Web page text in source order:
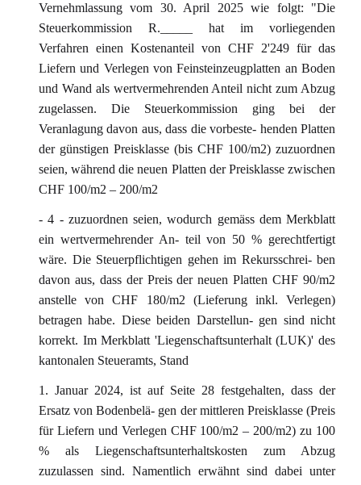
Vernehmlassung vom 30. April 2025 wie folgt: "Die
Steuerkommission R._____ hat im vorliegenden
Verfahren einen Kostenanteil von CHF 2'249 für das
Liefern und Verlegen von Feinsteinzeugplatten an Boden
und Wand als wertvermehrenden Anteil nicht zum Abzug
zugelassen. Die Steuerkommission ging bei der
Veranlagung davon aus, dass die vorbeste- henden Platten
der günstigen Preisklasse (bis CHF 100/m2) zuzuordnen
seien, während die neuen Platten der Preisklasse zwischen
CHF 100/m2 – 200/m2
- 4 - zuzuordnen seien, wodurch gemäss dem Merkblatt
ein wertvermehrender An- teil von 50 % gerechtfertigt
wäre. Die Steuerpflichtigen gehen im Rekursschrei- ben
davon aus, dass der Preis der neuen Platten CHF 90/m2
anstelle von CHF 180/m2 (Lieferung inkl. Verlegen)
betragen habe. Diese beiden Darstellun- gen sind nicht
korrekt. Im Merkblatt 'Liegenschaftsunterhalt (LUK)' des
kantonalen Steueramts, Stand
1. Januar 2024, ist auf Seite 28 festgehalten, dass der
Ersatz von Bodenbelä- gen der mittleren Preisklasse (Preis
für Liefern und Verlegen CHF 100/m2 – 200/m2) zu 100
% als Liegenschaftsunterhaltskosten zum Abzug
zuzulassen sind. Namentlich erwähnt sind dabei unter